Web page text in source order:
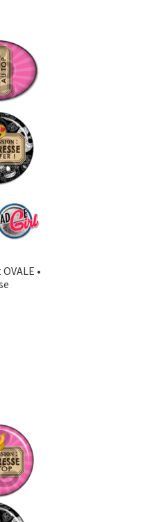
•